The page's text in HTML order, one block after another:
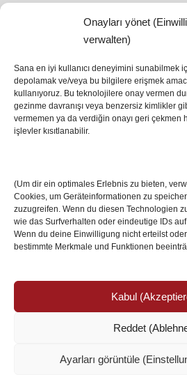
Onayları yönet
verwalten)
Sana en iyi kullanıcı deneyimini sunabilmek
depolamak ve/veya bu bilgilere erişmek
kullanıyoruz. Bu teknolojilere onay vermen
gezinme davranışı veya benzersiz kimlikler
vermemen ya da verdiğin onayı geri çekmen
işlevler kısıtlanabilir.
(Um dir ein optimales Erlebnis zu bieten,
Cookies, um Geräteinformationen zu
zuzugreifen. Wenn du diesen Technologien
wie das Surfverhalten oder eindeutige IDs
Wenn du deine Einwilligung nicht erteilst
bestimmte Merkmale und Funktionen
Kabul
Reddet
Ayarları görüntüle
SON HABERLER
İstanbul’da Avrupa Ligi
Villa Boğaz’da Tarih
08 May 2026
17 Nis 2026
© Copyright 2024 /Impressum/